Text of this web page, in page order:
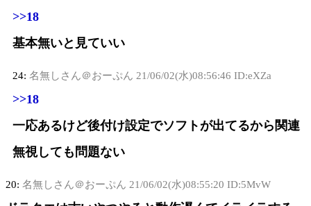
>>18
基本無いと見ていい
24: 名無しさん＠おーぷん 21/06/02(水)08:56:46 ID:eXZa
>>18
一応あるけど後付け設定でソフトが出てるから関連
無視しても問題ない
20: 名無しさん＠おーぷん 21/06/02(水)08:55:20 ID:5MvW